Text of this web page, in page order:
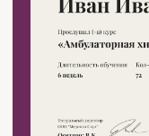
Подробный разбор
клинических случаев